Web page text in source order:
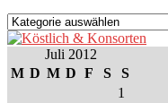
Kategorien
Juli 2012
M D M D F S
S
1